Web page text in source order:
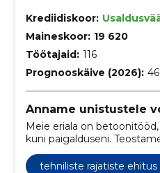
Krediidiskoor:
Maineskoor: 19 620
Töötajaid: 116
Prognooskäive (2026):
Anname unistustele
Meie eriala on
kuni paigalduseni.
tuginedes
ning kogemusele.
tehniliste rajatiste ehitus